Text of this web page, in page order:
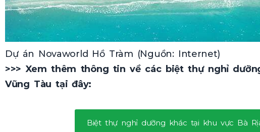
Dự án Novaworld Hồ Tràm (Nguồn: Internet)
>>> Xem thêm thông tin về các biệt thự nghỉ
Vũng Tàu tại đây:
Biệt thự nghỉ dưỡng khác tại khu vực Bà